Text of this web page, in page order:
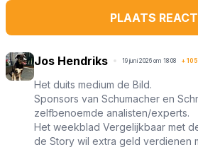
PLAATS
Jos Hendriks 19 juni 2026 om 18:08 +
Het duits medium de Bild.
Sponsors van Schumacher en
zelfbenoemde analisten/experts.
Het weekblad Vergelijkbaar met
de Story wil extra geld verdienen